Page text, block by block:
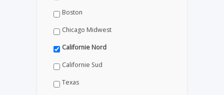
Boston
Chicago Midwest
Californie Nord
Californie Sud
Texas